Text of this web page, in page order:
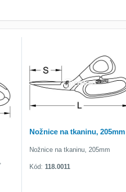
Nožnice na tkaninu, 205mm
Nožnice na tkaninu, 205mm
Kód: 118.0011